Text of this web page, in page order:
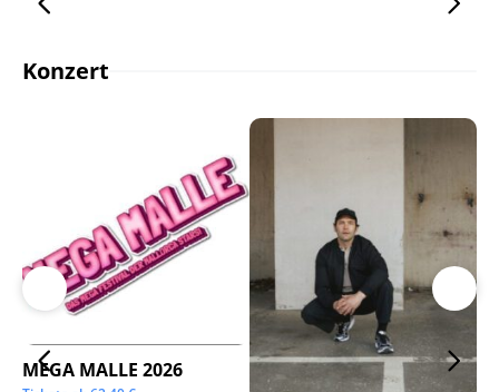
Konzert
MEGA MALLE 2026